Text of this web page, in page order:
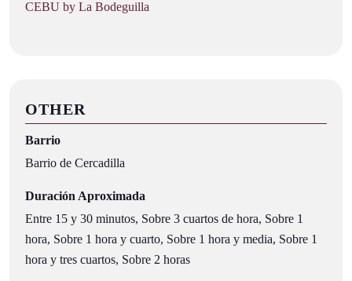
CEBU by La Bodeguilla
OTHER
Barrio
Barrio de Cercadilla
Duración Aproximada
Entre 15 y 30 minutos, Sobre 3 cuartos de hora, Sobre 1
hora, Sobre 1 hora y cuarto, Sobre 1 hora y media, Sobre 1
hora y tres cuartos, Sobre 2 horas